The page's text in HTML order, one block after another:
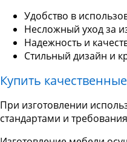
Удобство в
Несложный уход за
Надежность и
Стильный дизайн и
Купить
При изготовлении
стандартами и